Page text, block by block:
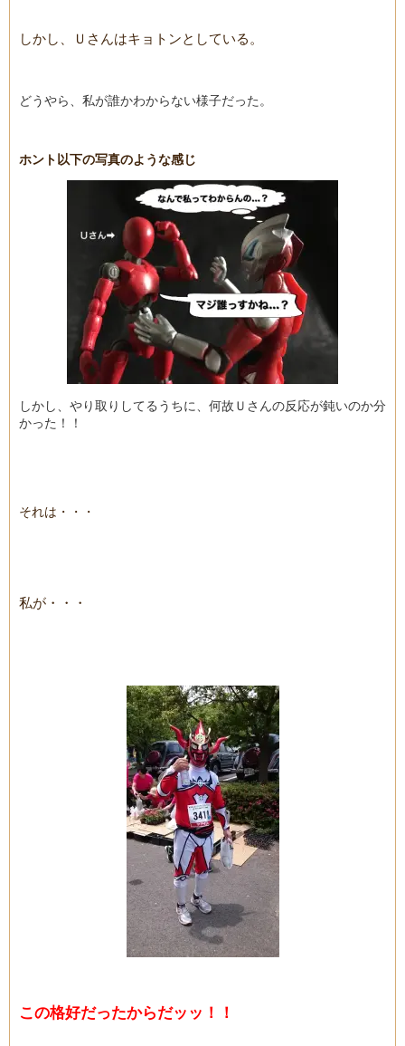
しかし、Ｕさんはキョトンとしている。
どうやら、私が誰かわからない様子だった。
ホント以下の写真のような感じ
しかし、やり取りしてるうちに、何故Ｕさんの反応が鈍いのか分
かった！！
それは・・・
私が・・・
この格好だったからだッッ！！